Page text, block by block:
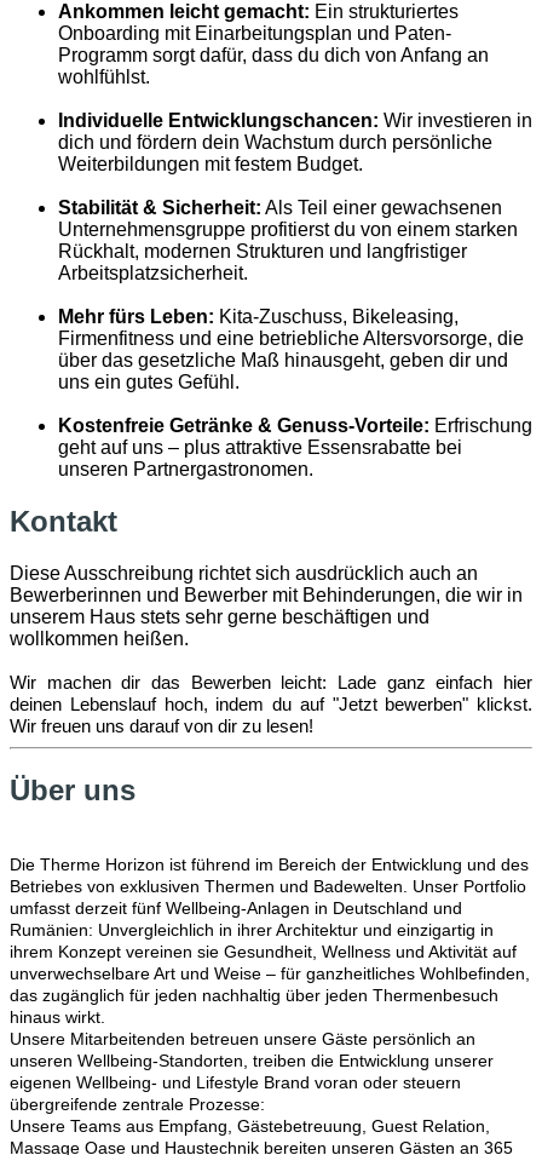
Ankommen leicht gemacht: Ein strukturiertes
Onboarding mit Einarbeitungsplan und Paten-
Programm sorgt dafür, dass du dich von Anfang an
wohlfühlst.
Individuelle Entwicklungschancen: Wir investieren in
dich und fördern dein Wachstum durch persönliche
Weiterbildungen mit festem Budget.
Stabilität & Sicherheit: Als Teil einer gewachsenen
Unternehmensgruppe profitierst du von einem starken
Rückhalt, modernen Strukturen und langfristiger
Arbeitsplatzsicherheit.
Mehr fürs Leben: Kita-Zuschuss, Bikeleasing,
Firmenfitness und eine betriebliche Altersvorsorge, die
über das gesetzliche Maß hinausgeht, geben dir und
uns ein gutes Gefühl.
Kostenfreie Getränke & Genuss-Vorteile: Erfrischung
geht auf uns – plus attraktive Essensrabatte bei
unseren Partnergastronomen.
Kontakt
Diese Ausschreibung richtet sich ausdrücklich auch an
Bewerberinnen und Bewerber mit Behinderungen, die wir in
unserem Haus stets sehr gerne beschäftigen und
wollkommen heißen.
Wir machen dir das Bewerben leicht: Lade ganz einfach hier
deinen Lebenslauf hoch, indem du auf "Jetzt bewerben" klickst.
Wir freuen uns darauf von dir zu lesen!
Über uns
Die Therme Horizon ist führend im Bereich der Entwicklung und des
Betriebes von exklusiven Thermen und Badewelten. Unser Portfolio
umfasst derzeit fünf Wellbeing-Anlagen in Deutschland und
Rumänien: Unvergleichlich in ihrer Architektur und einzigartig in
ihrem Konzept vereinen sie Gesundheit, Wellness und Aktivität auf
unverwechselbare Art und Weise – für ganzheitliches Wohlbefinden,
das zugänglich für jeden nachhaltig über jeden Thermenbesuch
hinaus wirkt.
Unsere Mitarbeitenden betreuen unsere Gäste persönlich an
unseren Wellbeing-Standorten, treiben die Entwicklung unserer
eigenen Wellbeing- und Lifestyle Brand voran oder steuern
übergreifende zentrale Prozesse:
Unsere Teams aus Empfang, Gästebetreuung, Guest Relation,
Massage Oase und Haustechnik bereiten unseren Gästen an 365